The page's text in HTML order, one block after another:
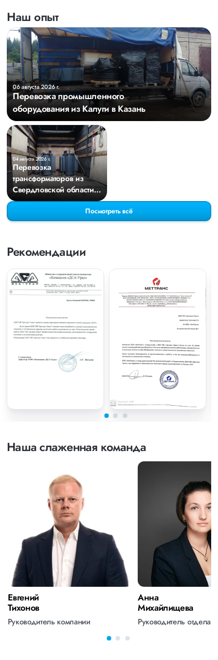
Наш опыт
06 августа 2026 г.
Перевозка промышленного
оборудования из Калуги в Казань
04 августа 2026 г.
Перевозка
трансформаторов из
Свердловской области в
Киров
Посмотреть всё
Рекомендации
Наша слаженная команда
Евгений
Тихонов
Руководитель компании
Анна
Михайлищева
Руководитель отдела